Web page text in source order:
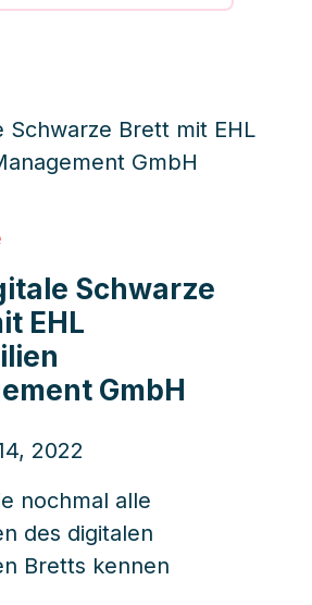
Schwarze
EHL
GmbH
, 2022
nochmal alle
des digitalen
Bretts kennen